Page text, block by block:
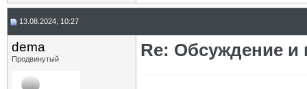
13.08.2024, 10:27
dema
Продвинутый Re: Обсуждение